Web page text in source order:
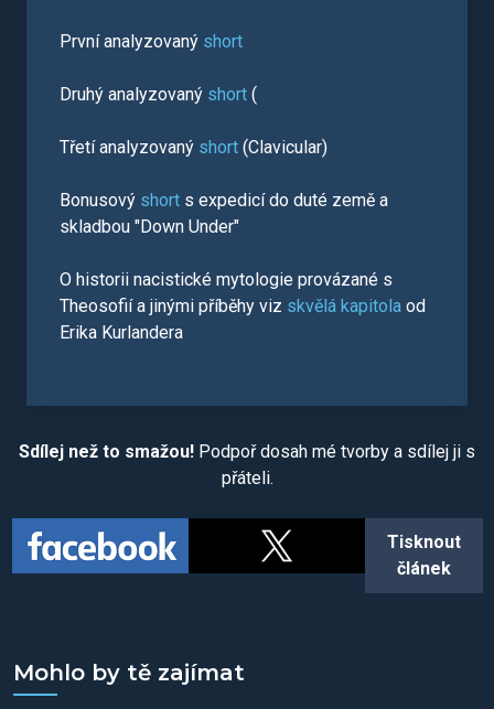
První analyzovaný short
Druhý analyzovaný short (
Třetí analyzovaný short (Clavicular)
Bonusový short s expedicí do duté země a
skladbou "Down Under"
O historii nacistické mytologie provázané s
Theosofií a jinými příběhy viz skvělá kapitola od
Erika Kurlandera
Sdílej než to smažou! Podpoř dosah mé tvorby a sdílej ji s
přáteli.
Tisknout
článek
Mohlo by tě zajímat